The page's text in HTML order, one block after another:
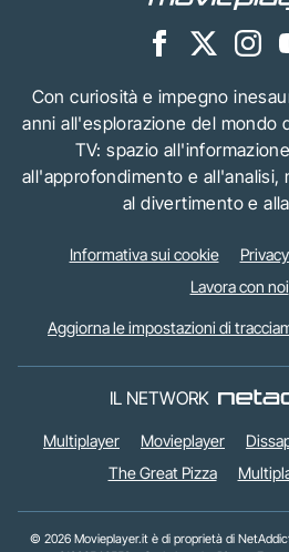
Con curiosità e impegno
anni all'esplorazione del mondo
TV: spazio
all'approfondimento e all'analisi,
al divertimento e
Informativa sui cookie
Lavora con noi
Aggiorna le impostazioni di
IL NETWORK
Multiplayer Movieplayer
The Great Pizza
© 2026 Movieplayer.it è di proprietà di